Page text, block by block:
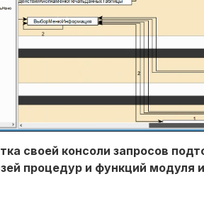
своей консоли запросов
процедур и функций модуля